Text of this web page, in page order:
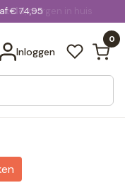
€ 74,95
Inloggen
0
alle resultaten